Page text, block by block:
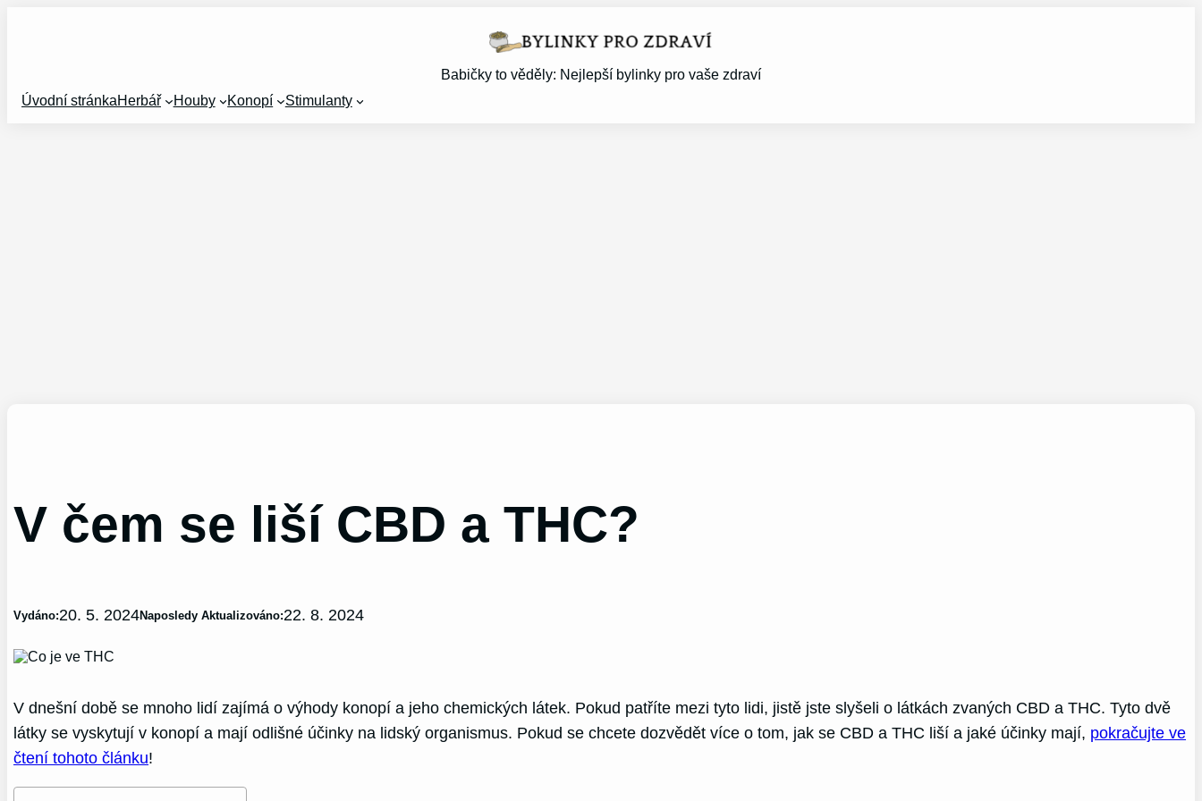
Babičky to věděly: Nejlepší bylinky pro vaše zdraví
Úvodní stránkaHerbář Houby Konopí Stimulanty
V čem se liší CBD a THC?
Vydáno:20. 5. 2024Naposledy Aktualizováno:22. 8. 2024
V dnešní době se mnoho lidí zajímá o výhody konopí a jeho chemických látek. Pokud patříte mezi tyto lidi, jistě jste slyšeli o látkách zvaných CBD a THC. Tyto dvě
látky se vyskytují v konopí a mají odlišné účinky na lidský organismus. Pokud se chcete dozvědět více o tom, jak se CBD a THC liší a jaké účinky mají, pokračujte ve
čtení tohoto článku!